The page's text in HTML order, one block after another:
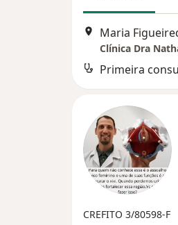
Maria
Clínica Dra
CREFITO 3/80598-F